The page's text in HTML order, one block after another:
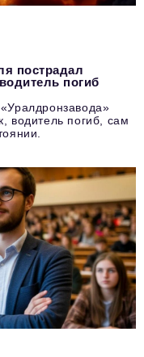
пострадал
погиб
водитель погиб, сам